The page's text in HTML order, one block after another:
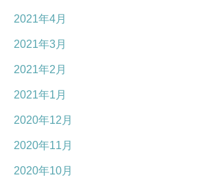
2021年4月
2021年3月
2021年2月
2021年1月
2020年12月
2020年11月
2020年10月